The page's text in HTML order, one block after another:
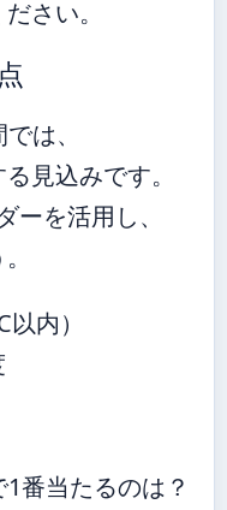
さい。
は、
見込みです。
ーを活用し、
内）
番当たるのは？